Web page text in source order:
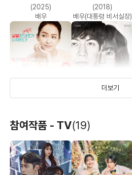
세상을 위한
(2025)
배우
(2018)
배우(대통령 비서실장)
엽기적인 그녀 2
배우(김전무)
날,보러와요
배우(장형식)
더보기
참여작품 - TV(19)